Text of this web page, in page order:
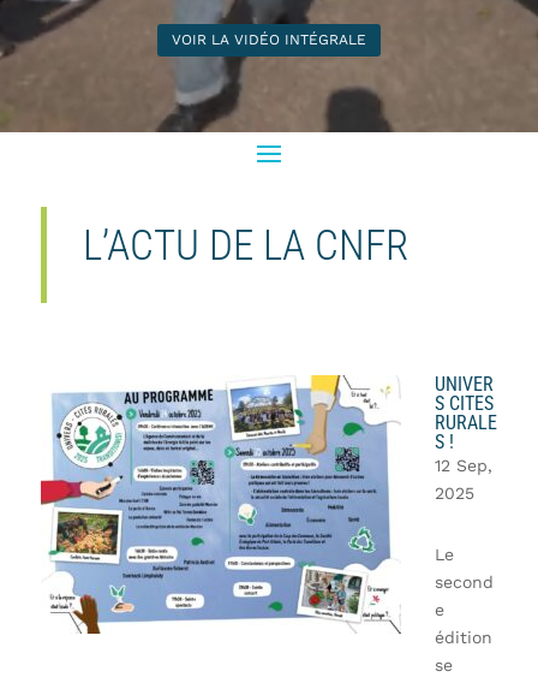
VOIR LA VIDÉO INTÉGRALE
L’ACTU DE LA CNFR
UNIVER
S CITES
RURALE
S !
12 Sep,
2025
Le
second
e
édition
se